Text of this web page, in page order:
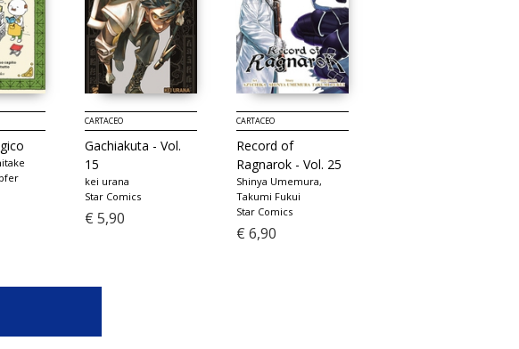
CARTACEO
Gachiakuta - Vol.
15
kei urana
Star Comics
€ 5,90
CARTACEO
Record of
Ragnarok - Vol. 25
Shinya Umemura,
Takumi Fukui
Star Comics
€ 6,90